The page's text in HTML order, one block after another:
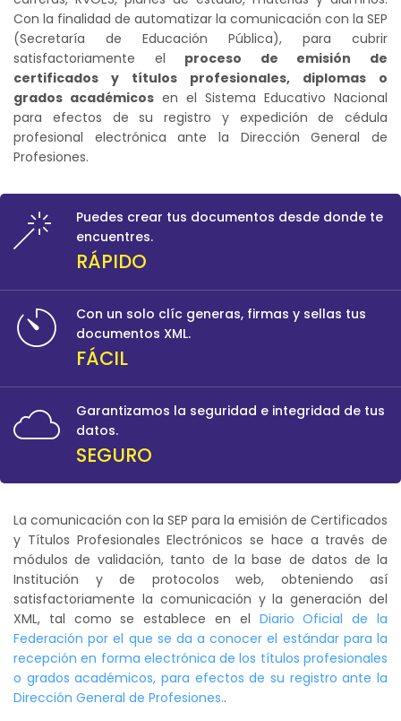
Con la finalidad de automatizar la comunicación con la SEP
(Secretaría de Educación Pública), para cubrir
satisfactoriamente el proceso de emisión de
certificados y títulos profesionales, diplomas o
grados académicos en el Sistema Educativo Nacional
para efectos de su registro y expedición de cédula
profesional electrónica ante la Dirección General de
Profesiones.
Puedes crear tus documentos desde donde te
encuentres.
RÁPIDO
Con un solo clíc generas, firmas y sellas tus
documentos XML.
FÁCIL
Garantizamos la seguridad e integridad de tus
datos.
SEGURO
La comunicación con la SEP para la emisión de Certificados
y Títulos Profesionales Electrónicos se hace a través de
módulos de validación, tanto de la base de datos de la
Institución y de protocolos web, obteniendo así
satisfactoriamente la comunicación y la generación del
XML, tal como se establece en el Diario Oficial de la
Federación por el que se da a conocer el estándar para la
recepción en forma electrónica de los títulos profesionales
o grados académicos, para efectos de su registro ante la
Dirección General de Profesiones..